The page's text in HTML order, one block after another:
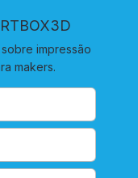
impressão
makers.